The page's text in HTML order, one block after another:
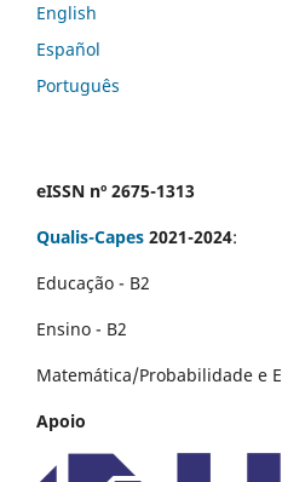
English
Español
Português
eISSN nº 2675-1313
Qualis-Capes 2021-2024:
Educação - B2
Ensino - B2
Matemática/Probabilidade e
Apoio